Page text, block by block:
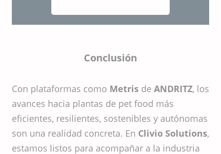
Conclusión
Con plataformas como Metris de ANDRITZ, los
avances hacia plantas de pet food más
eficientes, resilientes, sostenibles y autónomas
son una realidad concreta. En Clivio Solutions,
estamos listos para acompañar a la industria